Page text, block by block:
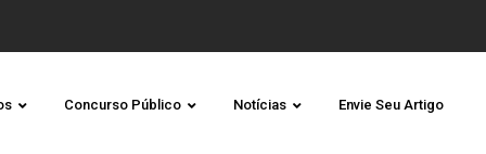
Concurso Público Notícias Envie Seu Artigo